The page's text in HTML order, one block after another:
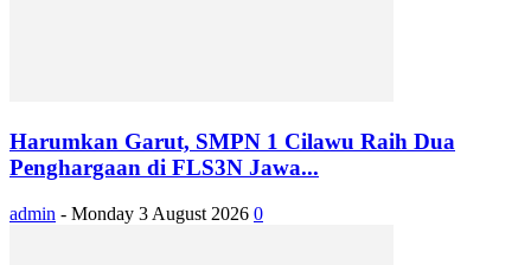
Harumkan Garut, SMPN 1 Cilawu Raih Dua
Penghargaan di FLS3N Jawa...
admin - Monday 3 August 2026 0